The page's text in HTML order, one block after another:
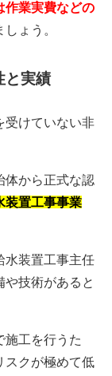
作業実費などの
ょう。
と実績
受けていない非
体から正式な認
装置工事事業
水装置工事主任
技術があると
施工を行うた
スクが極めて低